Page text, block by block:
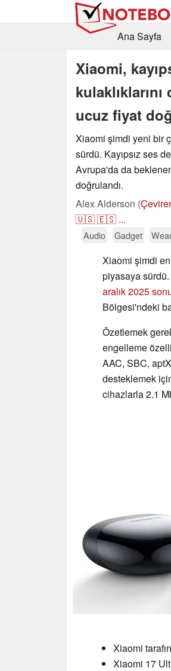
Ana Sayfa
Xiaomi,
ucuz fiyat
Xiaomi şimdi yeni bir
sürdü. Kayıpsız ses
Avrupa'da da
doğrulandı.
Alex Alderson (
🇺🇸🇪🇸 ...
Audio Gadget
Xiaomi şimdi
piyasaya sürdü.
aralık 2025
Bölgesi'ndeki
Özetlemek
engelleme
AAC, SBC,
desteklemek
cihazlarla 2.1
Xiaomi
Xiaomi 17